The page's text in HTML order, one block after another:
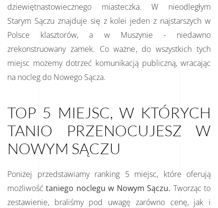
dziewiętnastowiecznego miasteczka. W nieodległym
Starym Sączu znajduje się z kolei jeden z najstarszych w
Polsce klasztorów, a w Muszynie - niedawno
zrekonstruowany zamek. Co ważne, do wszystkich tych
miejsc możemy dotrzeć komunikacją publiczną, wracając
na nocleg do Nowego Sącza.
TOP 5 MIEJSC, W KTÓRYCH
TANIO PRZENOCUJESZ W
NOWYM SĄCZU
Poniżej przedstawiamy ranking 5 miejsc, które oferują
możliwośćtaniego noclegu w Nowym Sączu. Tworząc to
zestawienie, braliśmy pod uwagę zarówno cenę, jak i